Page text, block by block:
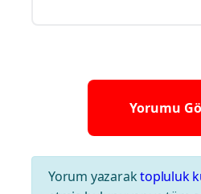
Yorum yazaraktopluluk